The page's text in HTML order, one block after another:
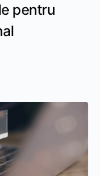
pentru